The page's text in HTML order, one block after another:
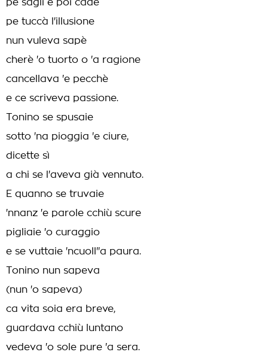
pe saglì e poi cadè
pe tuccà l'illusione
nun vuleva sapè
cherè 'o tuorto o 'a ragione
cancellava 'e pecchè
e ce scriveva passione.
Tonino se spusaie
sotto 'na pioggia 'e ciure,
dicette sì
a chi se l'aveva già vennuto.
E quanno se truvaie
'nnanz 'e parole cchiù scure
pigliaie 'o curaggio
e se vuttaie 'ncuoll''a paura.
Tonino nun sapeva
(nun 'o sapeva)
ca vita soia era breve,
guardava cchiù luntano
vedeva 'o sole pure 'a sera.